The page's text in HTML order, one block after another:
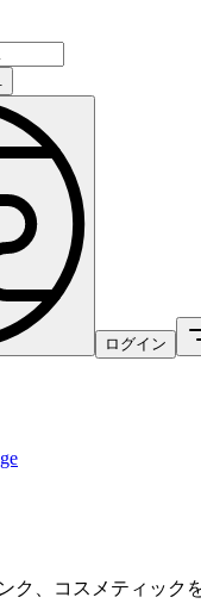
ログイン
ク、コスメティック